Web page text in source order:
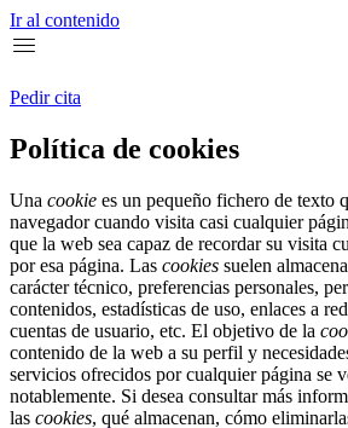
Ir al contenido
Pedir cita
Política de cookies
Una cookie es un pequeño fichero de texto
navegador cuando visita casi cualquier
que la web sea capaz de recordar su visita
por esa página. Las cookies suelen
carácter técnico, preferencias personales,
contenidos, estadísticas de uso, enlaces a
cuentas de usuario, etc. El objetivo de la
contenido de la web a su perfil y
servicios ofrecidos por cualquier página se
notablemente. Si desea consultar más
las cookies, qué almacenan, cómo